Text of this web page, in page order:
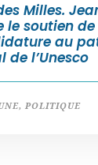
Milles.
le soutien
au
de l’Unesco
, POLITIQUE